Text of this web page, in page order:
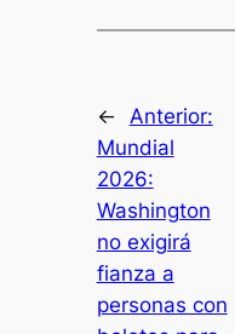
← Anterior:
Mundial
2026:
Washington
no exigirá
fianza a
personas con